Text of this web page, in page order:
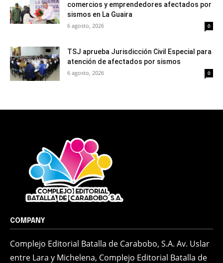
comercios y emprendedores afectados por
sismos en La Guaira
6 agosto, 2026 0
TSJ aprueba Jurisdicción Civil Especial para
atención de afectados por sismos
6 agosto, 2026 0
COMPANY
Complejo Editorial Batalla de Carabobo, S.A. Av. Uslar
entre Lara y Michelena, Complejo Editorial Batalla de